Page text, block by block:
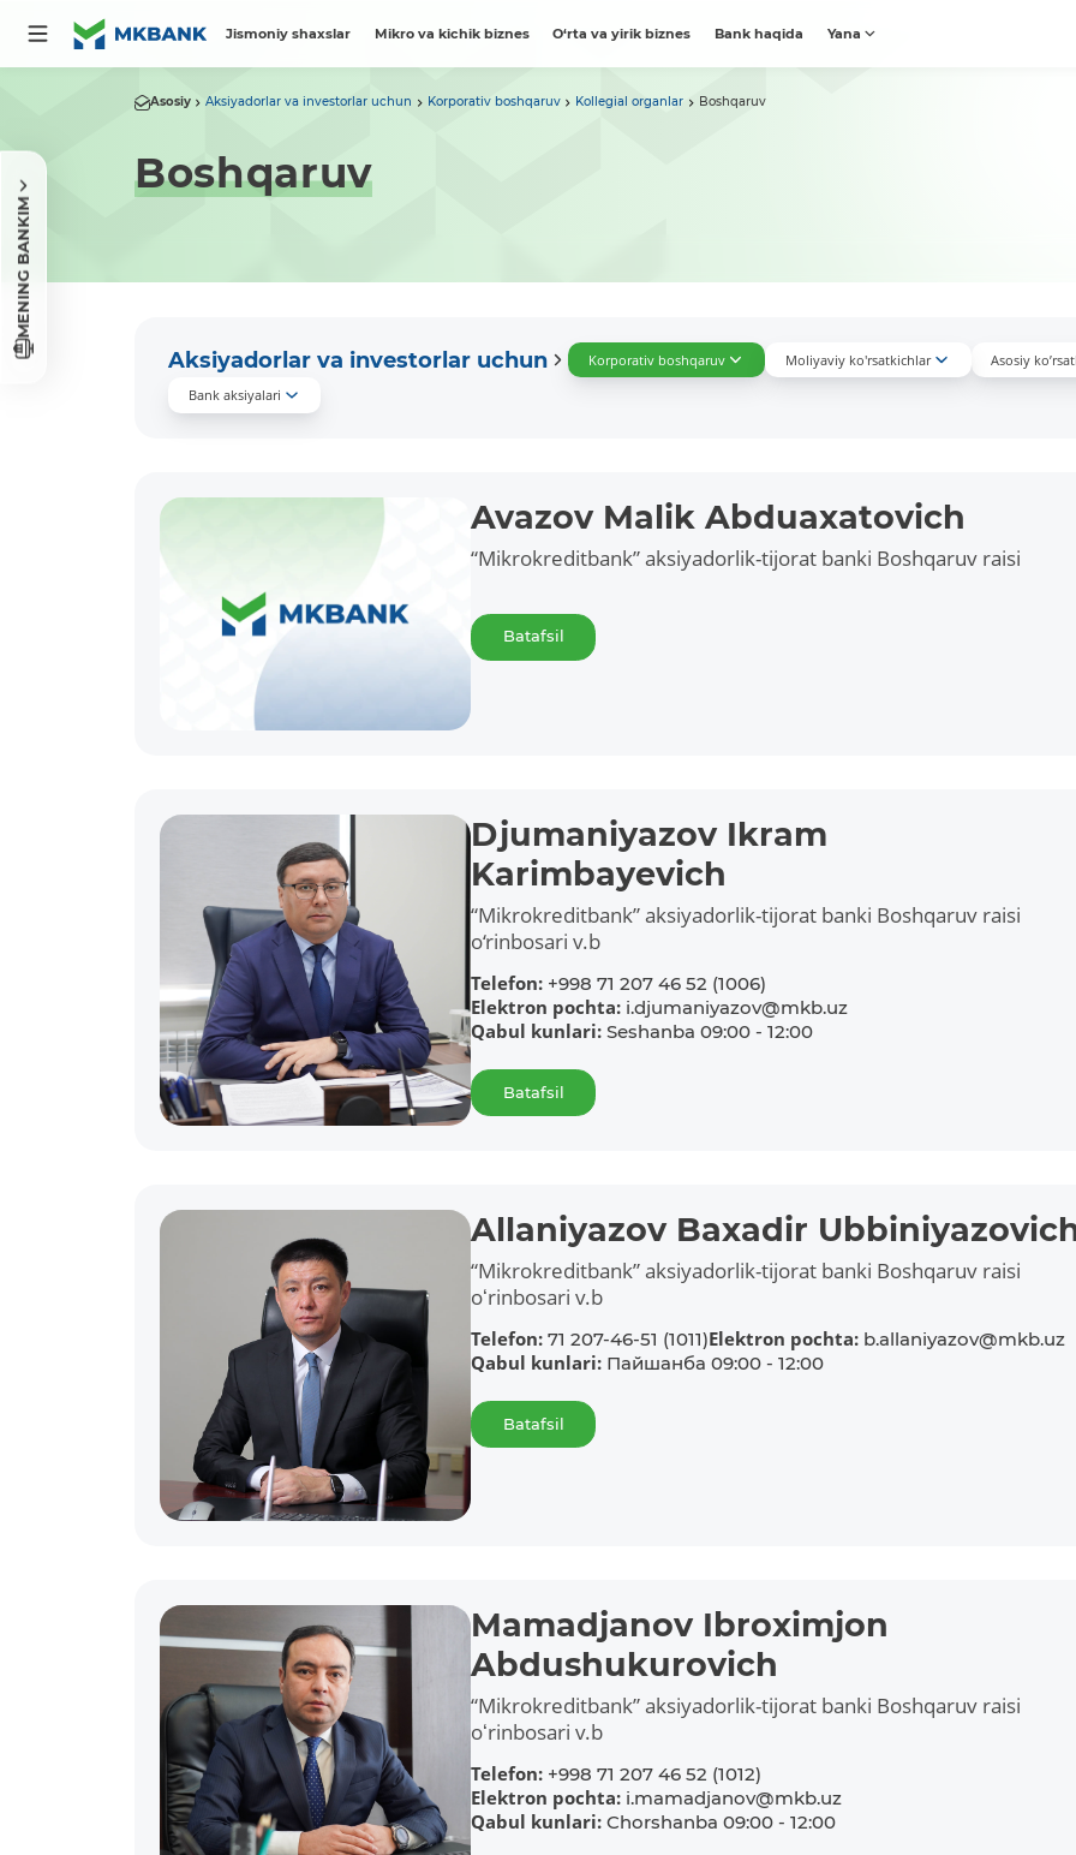
Jismoniy shaxslar Mikro va kichik biznes O‘rta va yirik biznes Bank haqida Yana
MENING BANKIM
Asosiy Aksiyadorlar va investorlar uchun Korporativ boshqaruv Kollegial organlar Boshqaruv
Boshqaruv
Aksiyadorlar va investorlar uchun Korporativ boshqaruv Moliyaviy ko'rsatkichlar Asosiy
Bank aksiyalari
Avazov Malik Abduaxatovich
“Mikrokreditbank” aksiyadorlik-tijorat banki Boshqaruv raisi
Batafsil
Djumaniyazov Ikram
Karimbayevich
“Mikrokreditbank” aksiyadorlik-tijorat banki Boshqaruv raisi
o‘rinbosari v.b
Telefon: +998 71 207 46 52 (1006)
Elektron pochta: i.djumaniyazov@mkb.uz
Qabul kunlari: Seshanba 09:00 - 12:00
Batafsil
Allaniyazov Baxadir
“Mikrokreditbank” aksiyadorlik-tijorat banki Boshqaruv raisi
oʻrinbosari v.b
Telefon: 71 207-46-51 (1011)Elektron pochta: b.allaniyazov@mkb.uz
Qabul kunlari: Пайшанба 09:00 - 12:00
Batafsil
Mamadjanov Ibroximjon
Abdushukurovich
“Mikrokreditbank” aksiyadorlik-tijorat banki Boshqaruv raisi
oʻrinbosari v.b
Telefon: +998 71 207 46 52 (1012)
Elektron pochta: i.mamadjanov@mkb.uz
Qabul kunlari: Chorshanba 09:00 - 12:00